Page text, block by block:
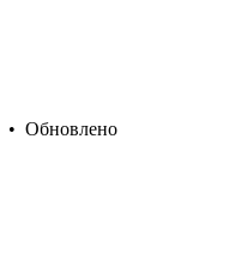
• Обновлено